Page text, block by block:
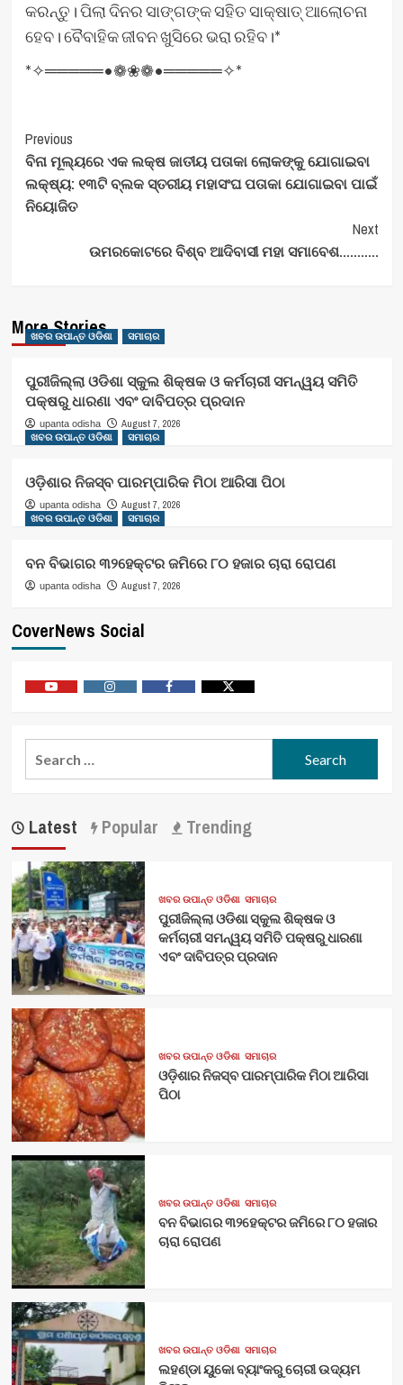
କରନ୍ତୁ। ପିଲା ଦିନର ସାଙ୍ଗଙ୍କ ସହିତ ସାକ୍ଷାତ୍‌ ଆଲୋଚନା
ହେବ। ବୈବାହିକ ଜୀବନ ଖୁସିରେ ଭରା ରହିବ।*
*✧═════•❁❀❁•═════✧*
Post
Navigation
Previous
ବିନା ମୂଲ୍ୟରେ ଏକ ଲକ୍ଷ ଜାତୀୟ ପତାକା ଲୋକଙ୍କୁ ଯୋଗାଇବା
ଲକ୍ଷ୍ୟ: ୧୩ଟି ବ୍ଲକ ସ୍ତରୀୟ ମହାସଂଘ ପତାକା ଯୋଗାଇବା ପାଇଁ
ନିୟୋଜିତ
Next
ଉମରକୋଟରେ ବିଶ୍ବ ଆଦିବାସୀ ମହା ସମାବେଶ………..
More Stories
ଖବର ଉପାନ୍ତ ଓଡିଶା ସମାଚାର
ପୁରୀଜିଲ୍ଲା ଓଡିଶା ସ୍କୁଲ ଶିକ୍ଷକ ଓ କର୍ମଚାରୀ ସମନ୍ୱୟ ସମିତି
ପକ୍ଷରୁ ଧାରଣା ଏବଂ ଦାବିପତ୍ର ପ୍ରଦାନ
upanta odisha
August 7, 2026
ଖବର ଉପାନ୍ତ ଓଡିଶା
ସମାଚାର
ଓଡ଼ିଶାର ନିଜସ୍ବ ପାରମ୍ପାରିକ ମିଠା ଆରିସା ପିଠା
upanta odisha
August 7, 2026
ଖବର ଉପାନ୍ତ ଓଡିଶା
ସମାଚାର
ବନ ବିଭାଗର ୩୨ହେକ୍ଟର ଜମିରେ ୮୦ ହଜାର ଚାରା ରୋପଣ
upanta odisha August 7, 2026
CoverNews Social
Latest Popular Trending
ଖବର ଉପାନ୍ତ ଓଡିଶା ସମାଚାର
ପୁରୀଜିଲ୍ଲା ଓଡିଶା ସ୍କୁଲ ଶିକ୍ଷକ ଓ
କର୍ମଚାରୀ ସମନ୍ୱୟ ସମିତି ପକ୍ଷରୁ ଧାରଣା
ଏବଂ ଦାବିପତ୍ର ପ୍ରଦାନ
ଖବର ଉପାନ୍ତ ଓଡିଶା ସମାଚାର
ଓଡ଼ିଶାର ନିଜସ୍ବ ପାରମ୍ପାରିକ ମିଠା ଆରିସା
ପିଠା
ଖବର ଉପାନ୍ତ ଓଡିଶା ସମାଚାର
ବନ ବିଭାଗର ୩୨ହେକ୍ଟର ଜମିରେ ୮୦ ହଜାର
ଚାରା ରୋପଣ
ଖବର ଉପାନ୍ତ ଓଡିଶା ସମାଚାର
ଲହଣ୍ଡା ୟୁକୋ ବ୍ୟାଂକରୁ ଚୋରୀ ଉଦ୍ୟମ